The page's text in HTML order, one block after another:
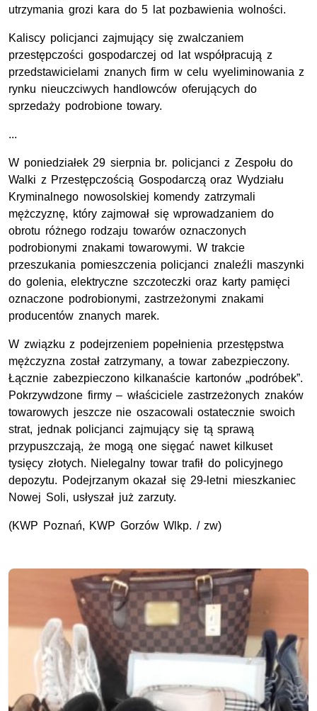
utrzymania grozi kara do 5 lat pozbawienia wolności.
Kaliscy policjanci zajmujący się zwalczaniem
przestępczości gospodarczej od lat współpracują z
przedstawicielami znanych firm w celu wyeliminowania z
rynku nieuczciwych handlowców oferujących do
sprzedaży podrobione towary.
...
W poniedziałek 29 sierpnia br. policjanci z Zespołu do
Walki z Przestępczością Gospodarczą oraz Wydziału
Kryminalnego nowosolskiej komendy zatrzymali
mężczyznę, który zajmował się wprowadzaniem do
obrotu różnego rodzaju towarów oznaczonych
podrobionymi znakami towarowymi. W trakcie
przeszukania pomieszczenia policjanci znaleźli maszynki
do golenia, elektryczne szczoteczki oraz karty pamięci
oznaczone podrobionymi, zastrzeżonymi znakami
producentów znanych marek.
W związku z podejrzeniem popełnienia przestępstwa
mężczyzna został zatrzymany, a towar zabezpieczony.
Łącznie zabezpieczono kilkanaście kartonów „podróbek”.
Pokrzywdzone firmy – właściciele zastrzeżonych znaków
towarowych jeszcze nie oszacowali ostatecznie swoich
strat, jednak policjanci zajmujący się tą sprawą
przypuszczają, że mogą one sięgać nawet kilkuset
tysięcy złotych. Nielegalny towar trafił do policyjnego
depozytu. Podejrzanym okazał się 29-letni mieszkaniec
Nowej Soli, usłyszał już zarzuty.
(KWP Poznań, KWP Gorzów Wlkp. / zw)